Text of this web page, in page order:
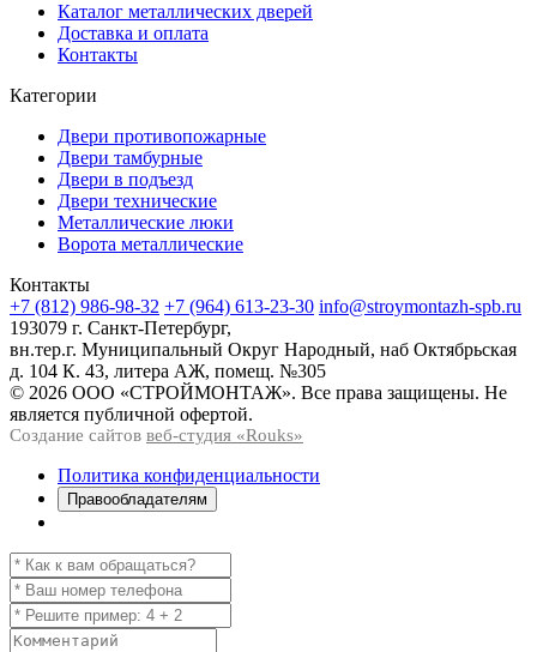
Каталог металлических дверей
Доставка и оплата
Контакты
Категории
Двери противопожарные
Двери тамбурные
Двери в подъезд
Двери технические
Металлические люки
Ворота металлические
Контакты
+7 (812) 986-98-32 +7 (964) 613-23-30 info@stroymontazh-spb.ru
193079 г. Санкт-Петербург,
вн.тер.г. Муниципальный Округ Народный, наб Октябрьская
д. 104 К. 43, литера АЖ, помещ. №305
© 2026 ООО «СТРОЙМОНТАЖ». Все права защищены. Не
является публичной офертой.
Создание сайтов веб-студия «Rouks»
Политика конфиденциальности
Правообладателям